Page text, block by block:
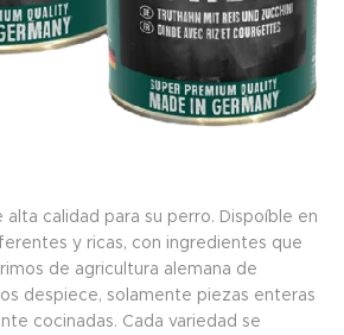
calidad para su perro. Dispoíble en
y ricas, con ingredientes que
de agricultura alemana de
despiece, solamente piezas enteras
cocinadas. Cada variedad se